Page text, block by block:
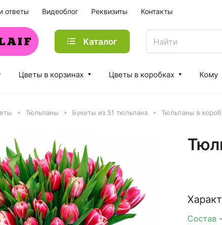
ответы Видеоблог Реквизиты Контакты
Каталог
Цветы в корзинах Цветы в коробках Кому
Тюльпаны Букеты из 51 тюльпана Тюльпаны в
Состав